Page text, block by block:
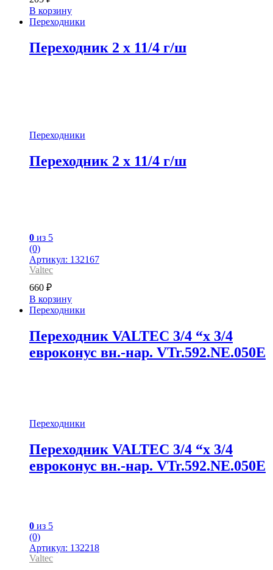
В корзину
Переходники
Переходник 2 x 11/4 г/ш
Переходники
Переходник 2 x 11/4 г/ш
0 из 5
(0)
Артикул: 132167
Valtec
660 ₽
В корзину
Переходники
Переходник VALTEC 3/4 “х 3/4
евроконус вн.-нар. VTr.592.NE.050E
Переходники
Переходник VALTEC 3/4 “х 3/4
евроконус вн.-нар. VTr.592.NE.050E
0 из 5
(0)
Артикул: 132218
Valtec